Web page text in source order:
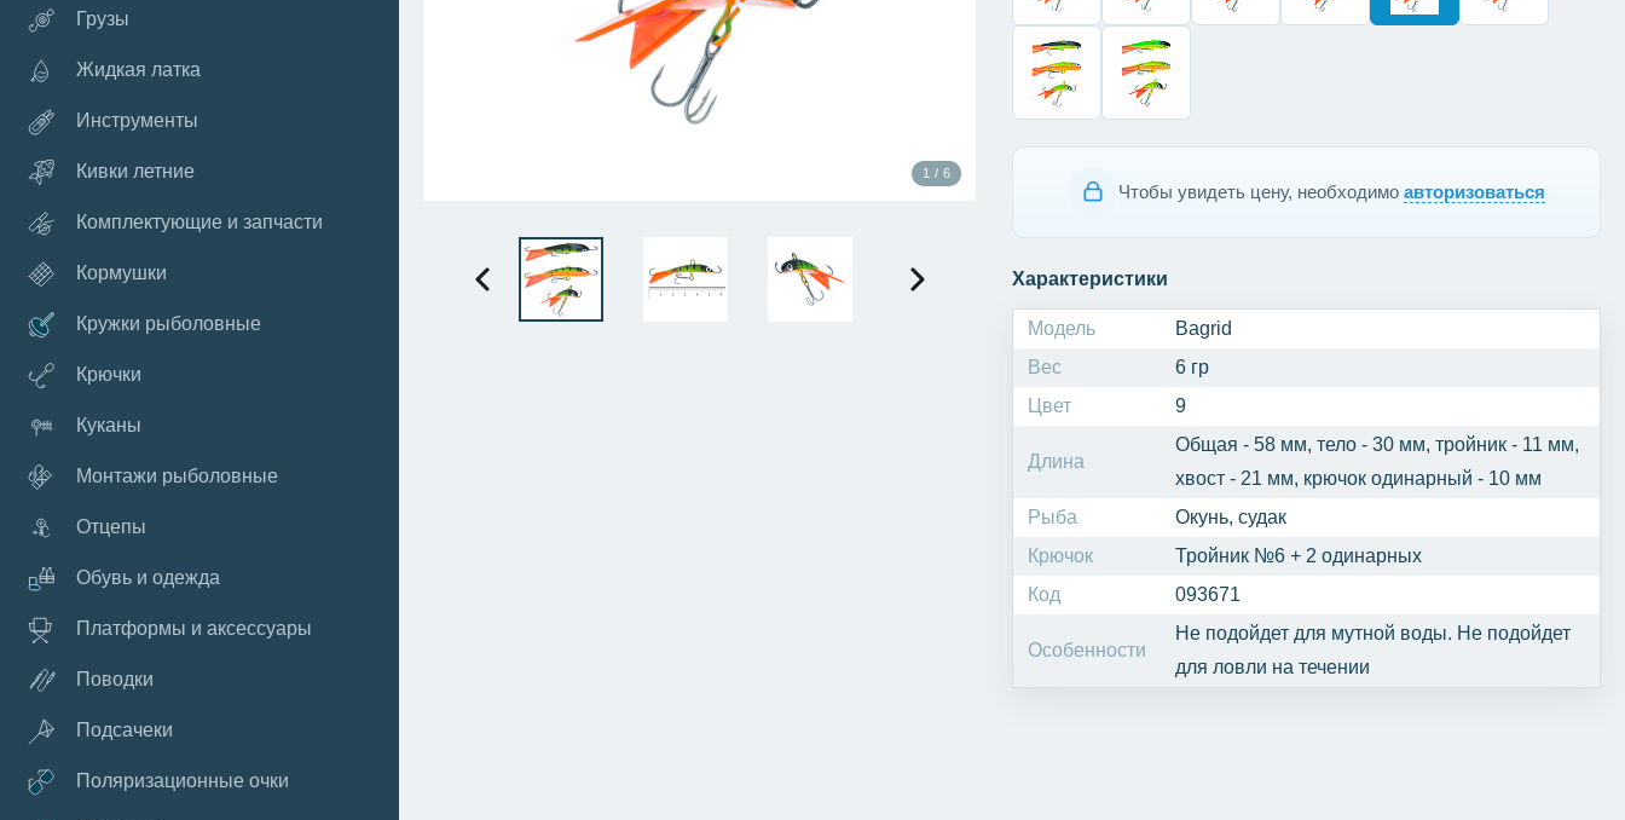
Грузы
Жидкая латка
Инструменты
Кивки летние
Комплектующие и запчасти
Кормушки
Кружки рыболовные
Крючки
Куканы
Монтажи рыболовные
Отцепы
Обувь и одежда
Платформы и аксессуары
Поводки
Подсачеки
Поляризационные очки
1 / 6
Чтобы увидеть цену, необходимо авторизоваться
Характеристики
Модель
Bagrid
Вес
6 гр
Цвет
9
Длина
Общая - 58 мм, тело - 30 мм, тройник - 11 мм,
хвост - 21 мм, крючок одинарный - 10 мм
Рыба
Окунь, судак
Крючок
Тройник №6 + 2 одинарных
Код
093671
Особенности
Не подойдет для мутной воды. Не подойдет
для ловли на течении